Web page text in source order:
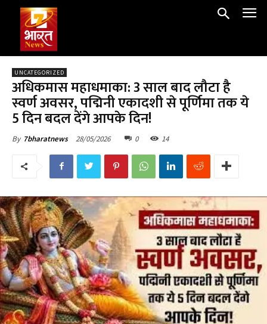
UNCATEGORIZED
अधिकमास महाधमाका: 3 साल बाद लौटा है
स्वर्ण अवसर, पद्मिनी एकादशी से पूर्णिमा तक ये
5 दिन बदल देंगे आपके दिन!
By 7bharatnews 28/05/2026 0 14